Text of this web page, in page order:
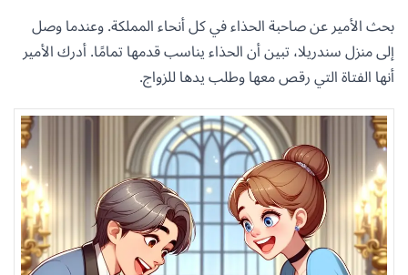
بحث الأمير عن صاحبة الحذاء في كل أنحاء المملكة. وعندما وصل
إلى منزل سندريلا، تبين أن الحذاء يناسب قدمها تمامًا. أدرك الأمير
أنها الفتاة التي رقص معها وطلب يدها للزواج.